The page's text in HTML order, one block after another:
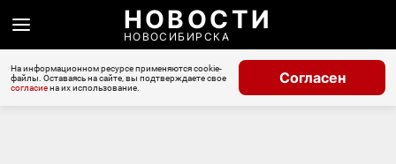
НОВОСТИ
НОВОСИБИРСКА
На информационном ресурсе применяются cookie-
файлы. Оставаясь на сайте, вы подтверждаете свое
согласиена их использование.
Согласен